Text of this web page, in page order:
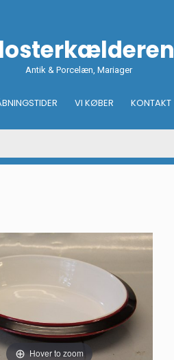
Antik & Porcelæn, Mariager
VI KØBER KONTAKT
Hover to zoom